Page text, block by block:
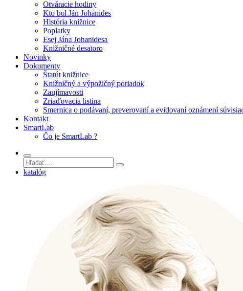
Otváracie hodiny
Kto bol Ján Johanides
História knižnice
Poplatky
Esej Jána Johanidesa
Knižničné desatoro
Novinky
Dokumenty
Štatút knižnice
Knižničný a výpožičný poriadok
Zaujímavosti
Zriaďovacia listina
Smernica o podávaní, preverovaní a evidovaní oznámení
Kontakt
SmartLab
Čo je SmartLab ?
katalóg